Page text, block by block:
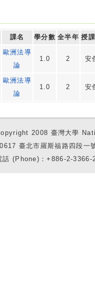
課名 學分數 全半年 授
歐洲法導
論
1.0 2 安
歐洲法導
論
1.0 2 安
2008 臺灣大學
臺北市羅斯福路四段
話 (Phone)：+886-2-